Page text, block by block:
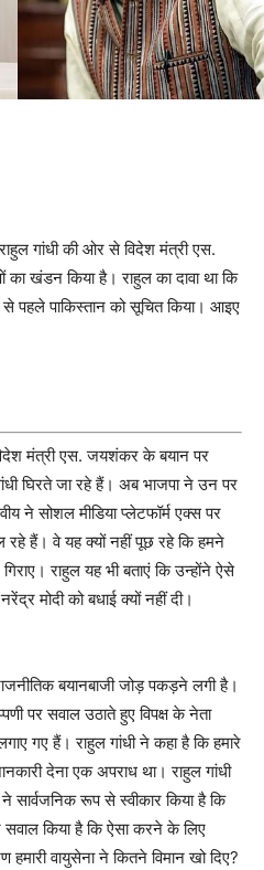
गांधी की ओर से विदेश मंत्री एस.
खंडन किया है। राहुल का दावा था कि
पहले पाकिस्तान को सूचित किया। आइए
मंत्री एस. जयशंकर के बयान पर
घिरते जा रहे हैं। अब भाजपा ने उन पर
ने सोशल मीडिया प्लेटफॉर्म एक्स पर
रहे हैं। वे यह क्यों नहीं पूछ रहे कि हमने
राहुल यह भी बताएं कि उन्होंने ऐसे
मोदी को बधाई क्यों नहीं दी।
बयानबाजी जोड़ पकड़ने लगी है।
पर सवाल उठाते हुए विपक्ष के नेता
गए हैं। राहुल गांधी ने कहा है कि हमारे
देना एक अपराध था। राहुल गांधी
रूप से स्वीकार किया है कि
किया है कि ऐसा करने के लिए
वायुसेना ने कितने विमान खो दिए?